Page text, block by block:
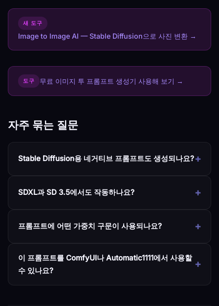
새 도구
Image to Image AI — Stable Diffusion으로 사진 변환 →
도구 무료 이미지 투 프롬프트 생성기 사용해 보기 →
자주 묶는 질문
Stable Diffusion용 네거티브 프롬프트도 생성되나요?
SDXL과 SD 3.5에서도 작동하나요?
프롬프트에 어떤 가중치 구문이 사용되나요?
이 프롬프트를 ComfyUI나 Automatic1111에서 사용할
수 있나요?